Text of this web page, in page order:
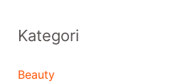
Kategori
Beauty